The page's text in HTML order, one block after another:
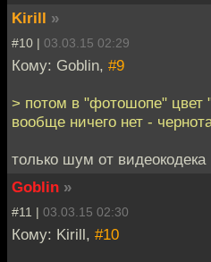
Kirill »
#10 | 03.03.15 02:29
Кому: Goblin, #9
> потом в "фотошопе" цвет
вообще ничего нет -
только шум от видеокодека
Goblin »
#11 | 03.03.15 02:30
Кому: Kirill, #10